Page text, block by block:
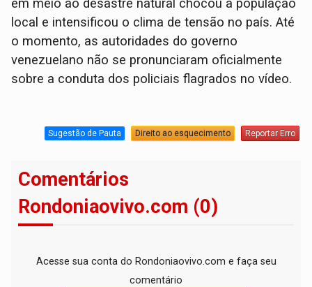
em meio ao desastre natural chocou a população
local e intensificou o clima de tensão no país. Até
o momento, as autoridades do governo
venezuelano não se pronunciaram oficialmente
sobre a conduta dos policiais flagrados no vídeo.
Sugestão de Pauta Direito ao esquecimento Reportar Erro
Comentários
Rondoniaovivo.com (0)
Acesse sua conta do Rondoniaovivo.com e faça seu
comentário